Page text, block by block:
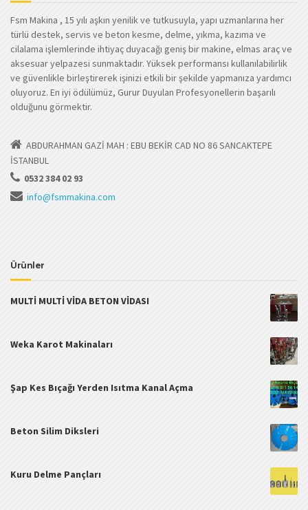
Fsm Makina , 15 yılı aşkın yenilik ve tutkusuyla, yapı uzmanlarına her
türlü destek, servis ve beton kesme, delme, yıkma, kazıma ve
cilalama işlemlerinde ihtiyaç duyacağı geniş bir makine, elmas araç ve
aksesuar yelpazesi sunmaktadır. Yüksek performansı kullanılabilirlik
ve güvenlikle birleştirerek işinizi etkili bir şekilde yapmanıza yardımcı
oluyoruz. En iyi ödülümüz, Gurur Duyulan Profesyonellerin başarılı
olduğunu görmektir.
ABDURAHMAN GAZİ MAH : EBU BEKİR CAD NO 86 SANCAKTEPE
İSTANBUL
0532 384 02 93
info@fsmmakina.com
Ürünler
MULTİ MULTİ VİDA BETON VİDASI
Weka Karot Makinaları
Şap Kes Bıçağı Yerden Isıtma Kanal Açma
Beton Silim Diksleri
Kuru Delme Pançları